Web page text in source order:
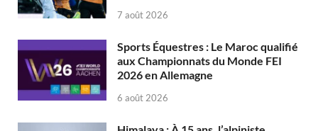
7 août 2026
Sports Équestres : Le Maroc qualifié
aux Championnats du Monde FEI
2026 en Allemagne
6 août 2026